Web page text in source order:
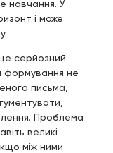
навчання. У
і може
серйозний
формування не
письма,
Проблема
великі
між ними